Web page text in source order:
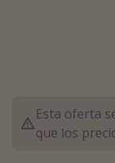
Maldivas
Esta oferta
que los